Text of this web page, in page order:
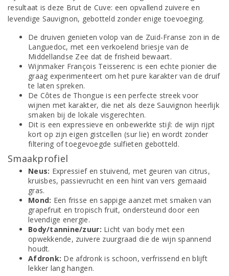
resultaat is deze Brut de Cuve: een opvallend zuivere en
levendige Sauvignon, gebotteld zonder enige toevoeging.
De druiven genieten volop van de Zuid-Franse zon in de
Languedoc, met een verkoelend briesje van de
Middellandse Zee dat de frisheid bewaart.
Wijnmaker François Teisserenc is een echte pionier die
graag experimenteert om het pure karakter van de druif
te laten spreken.
De Côtes de Thongue is een perfecte streek voor
wijnen met karakter, die net als deze Sauvignon heerlijk
smaken bij de lokale visgerechten.
Dit is een expressieve en onbewerkte stijl: de wijn rijpt
kort op zijn eigen gistcellen (sur lie) en wordt zonder
filtering of toegevoegde sulfieten gebotteld.
Smaakprofiel
Neus: Expressief en stuivend, met geuren van citrus,
kruisbes, passievrucht en een hint van vers gemaaid
gras.
Mond: Een frisse en sappige aanzet met smaken van
grapefruit en tropisch fruit, ondersteund door een
levendige energie.
Body/tannine/zuur: Licht van body met een
opwekkende, zuivere zuurgraad die de wijn spannend
houdt.
Afdronk: De afdronk is schoon, verfrissend en blijft
lekker lang hangen.